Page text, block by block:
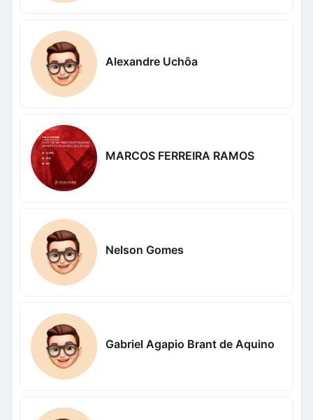
Alexandre Uchôa
MARCOS FERREIRA RAMOS
Nelson Gomes
Gabriel Agapio Brant de Aquino